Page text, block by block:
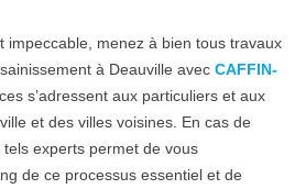
impeccable, menez à bien tous travaux
à Deauville avec CAFFIN-
s’adressent aux particuliers et aux
et des villes voisines. En cas de
tels experts permet de vous
de ce processus essentiel et de